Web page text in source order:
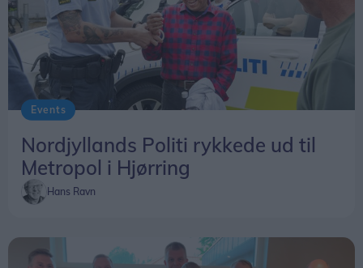
Events
Nordjyllands Politi rykkede ud til
Metropol i Hjørring
Hans Ravn